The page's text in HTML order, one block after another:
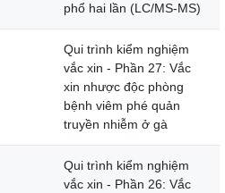
phổ hai lần (LC/MS-MS)
Qui trình kiểm nghiệm
vắc xin - Phần 27: Vắc
xin nhược độc phòng
bệnh viêm phé quản
truyền nhiễm ở gà
Qui trình kiểm nghiệm
vắc xin - Phần 26: Vắc